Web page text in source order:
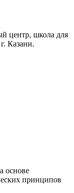
центр, школа для
Казани.
основе
принципов